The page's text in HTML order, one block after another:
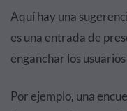
Aquí hay una
es una entrada de
enganchar los
Por ejemplo, una